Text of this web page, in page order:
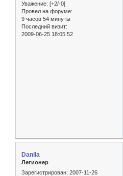
Уважение: [+2/-0]
Провел на форуме:
9 часов 54 минуты
Последний визит:
2009-06-25 18:05:52
Danila
Легионер
Зарегистрирован: 2007-11-26